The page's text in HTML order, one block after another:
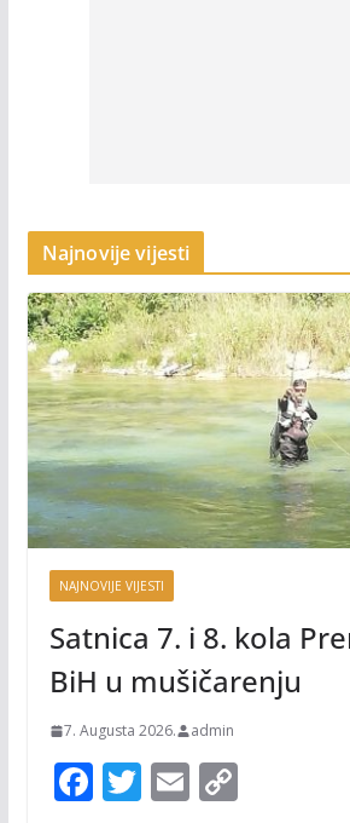
Najnovije vijesti
NAJNOVIJE VIJESTI
Satnica 7. i 8. kola
BiH u mušičarenju
7. Augusta 2026. admin
F T E C